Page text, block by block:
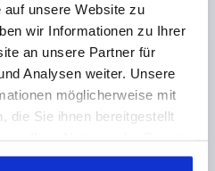
unsere Website zu
wir Informationen zu Ihrer
an unsere Partner für
Analysen weiter. Unsere
möglicherweise mit
die Sie ihnen bereitgestellt